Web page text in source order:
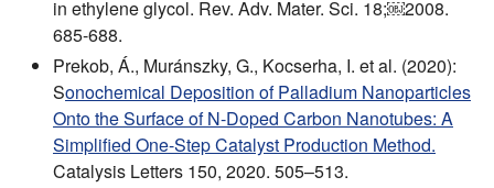
in ethylene glycol. Rev. Adv. Mater. Sci. 18;￼2008.
685-688.
Prekob, Á., Muránszky, G., Kocserha, I. et al. (2020):
Sonochemical Deposition of Palladium Nanoparticles
Onto the Surface of N-Doped Carbon Nanotubes: A
Simplified One-Step Catalyst Production Method.
Catalysis Letters 150, 2020. 505–513.